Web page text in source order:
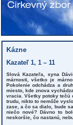
Kázne
Kazateľ 1, 1 – 11
Slová Kazateľa, syna
márnosti, všetko je
Pokolenie odchádza a
miesto, kde znova
vracia. Všetky potoky tečú
trudu, nikto to nemôže
zase, a čo sa dialo, bude
niečo nové? Dávno to
neskoršie, čo nastanú,